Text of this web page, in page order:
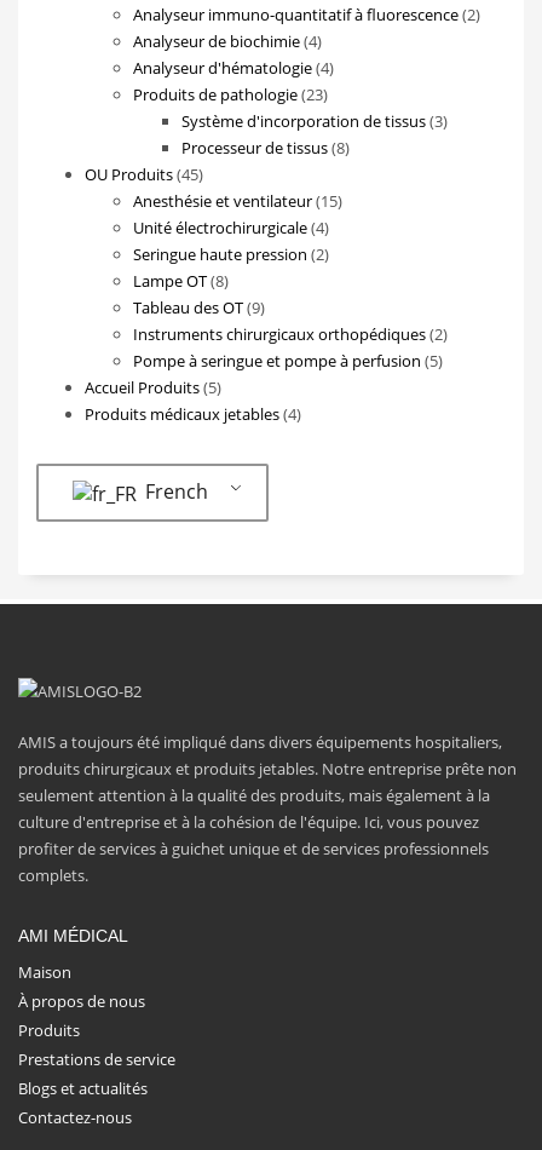
produits
Analyseur immuno-quantitatif à fluorescence 22
Analyseur de biochimie 44
produits
Analyseur d'hématologie 44
Produits de pathologie 2323
produits
Système d'incorporation de tissus 33
Processeur de tissus 88
OU Produits 4545
produits
Anesthésie et ventilateur 1515
Unité électrochirurgicale 44
produits
Seringue haute pression 22
Lampe OT 88
produits
Tableau des OT 99
produits
Instruments chirurgicaux orthopédiques 22
produits
Pompe à seringue et pompe à perfusion 55
Accueil Produits 55
produits
Produits médicaux jetables 44
French
AMIS a toujours été impliqué dans divers équipements hospitaliers,
produits chirurgicaux et produits jetables. Notre entreprise prête non
seulement attention à la qualité des produits, mais également à la
culture d'entreprise et à la cohésion de l'équipe. Ici, vous pouvez
profiter de services à guichet unique et de services professionnels
complets.
AMI MÉDICAL
Maison
À propos de nous
Produits
Prestations de service
Blogs et actualités
Contactez-nous